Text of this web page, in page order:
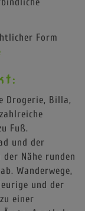
Form
Drogerie, Billa,
Fuß.
und der
Nähe runden
Wanderwege,
und der
einer